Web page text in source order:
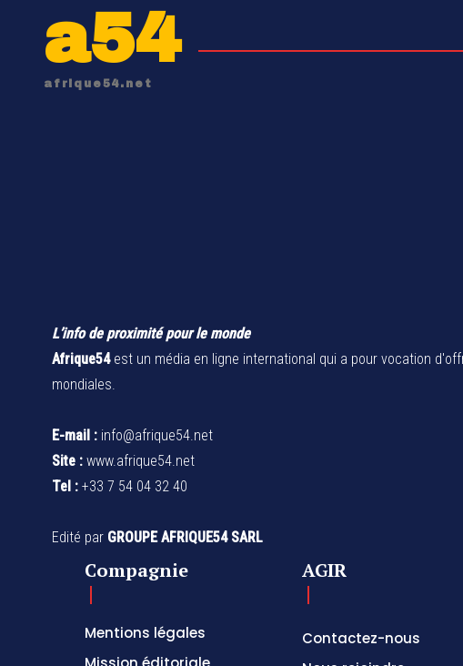
a54
afrique54.net
L’info de proximité pour le monde
Afrique54est un média en ligne international qui a pour vocation
mondiales.
E-mail : info@afrique54.net
Site : www.afrique54.net
Tel : +33 7 54 04 32 40
Edité par GROUPE AFRIQUE54 SARL
Compagnie
Mentions légales
AGIR
Contactez-nous